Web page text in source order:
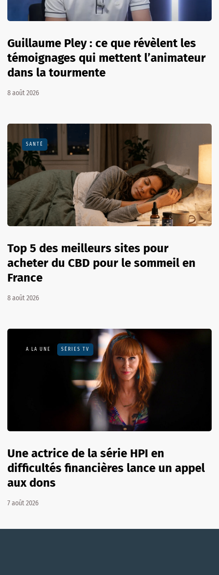
Guillaume Pley : ce que révèlent les
témoignages qui mettent l’animateur
dans la tourmente
8 août 2026
SANTÉ
Top 5 des meilleurs sites pour
acheter du CBD pour le sommeil en
France
8 août 2026
A LA UNE SÉRIES TV
Une actrice de la série HPI en
difficultés financières lance un appel
aux dons
7 août 2026